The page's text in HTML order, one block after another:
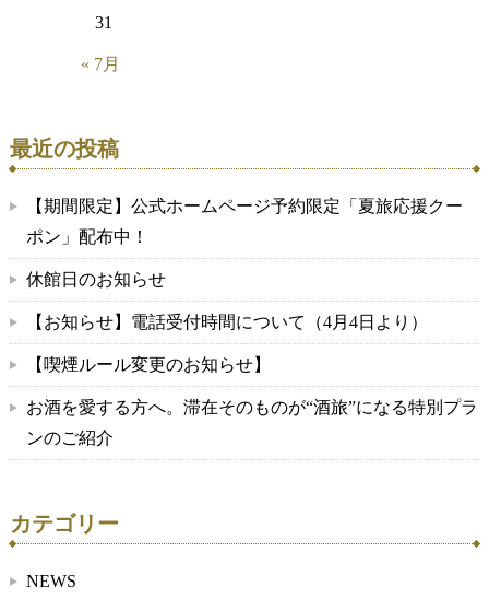
« 7月
31
最近の投稿
【期間限定】公式ホームページ予約限定「夏旅応援クー
ポン」配布中！
休館日のお知らせ
【お知らせ】電話受付時間について（4月4日より）
【喫煙ルール変更のお知らせ】
お酒を愛する方へ。滞在そのものが“酒旅”になる特別プラ
ンのご紹介
カテゴリー
NEWS